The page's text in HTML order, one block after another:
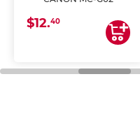
$12.40